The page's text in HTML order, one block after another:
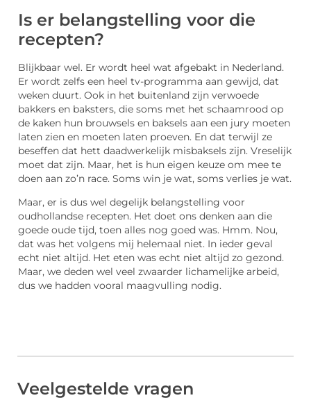
Is er belangstelling voor die
recepten?
Blijkbaar wel. Er wordt heel wat afgebakt in Nederland.
Er wordt zelfs een heel tv-programma aan gewijd, dat
weken duurt. Ook in het buitenland zijn verwoede
bakkers en baksters, die soms met het schaamrood op
de kaken hun brouwsels en baksels aan een jury moeten
laten zien en moeten laten proeven. En dat terwijl ze
beseffen dat hett daadwerkelijk misbaksels zijn. Vreselijk
moet dat zijn. Maar, het is hun eigen keuze om mee te
doen aan zo’n race. Soms win je wat, soms verlies je wat.
Maar, er is dus wel degelijk belangstelling voor
oudhollandse recepten. Het doet ons denken aan die
goede oude tijd, toen alles nog goed was. Hmm. Nou,
dat was het volgens mij helemaal niet. In ieder geval
echt niet altijd. Het eten was echt niet altijd zo gezond.
Maar, we deden wel veel zwaarder lichamelijke arbeid,
dus we hadden vooral maagvulling nodig.
Veelgestelde vragen